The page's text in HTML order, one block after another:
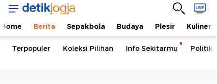
Home Berita Sepakbola Budaya Plesir Kuliner
Terpopuler Koleksi Pilihan Info Sekitarmu Politik